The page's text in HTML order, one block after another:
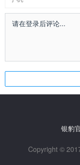
银豹
Copyright ©